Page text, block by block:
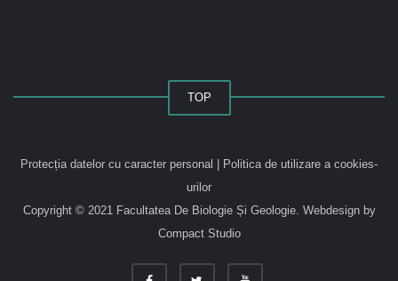
TOP
Protecția datelor cu caracter personal
Politica de utilizare a cookies-
urilor
Copyright © 2021 Facultatea De Biologie Și Geologie. Webdesign by
Compact Studio